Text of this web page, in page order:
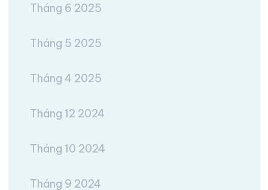
Tháng 6 2025
Tháng 5 2025
Tháng 4 2025
Tháng 12 2024
Tháng 10 2024
Tháng 9 2024